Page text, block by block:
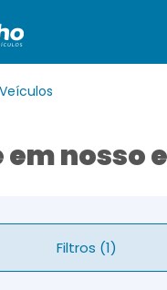
Veículos
em nosso
Filtros (1)